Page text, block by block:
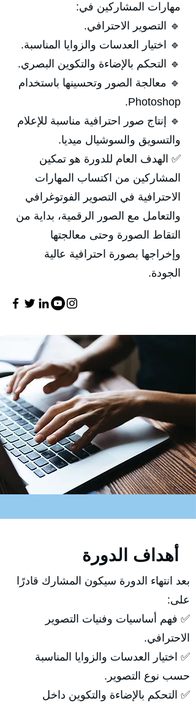
مهارات المشاركين في:
🔹 التصوير الاحترافي.
🔹 اختيار العدسات والزوايا المناسبة.
🔹 التحكم بالإضاءة والتكوين البصري.
🔹 معالجة الصور وتحسينها باستخدام
Photoshop.
🔹 إنتاج صور احترافية مناسبة للإعلام
والتسويق والسوشيال ميديا.
✅ الهدف العام للدورة هو تمكين
المشاركين من اكتساب المهارات
الاحترافية في التصوير الفوتوغرافي
والتعامل مع الصور الرقمية، بداية من
التقاط الصورة وحتى معالجتها
وإخراجها بصورة احترافية عالية
الجودة.
بعد انتهاء الدورة سيكون المشارك قادرًا
على:
✅ فهم أساسيات وفنيات التصوير
الاحترافي.
✅ اختيار العدسات والزوايا المناسبة
حسب نوع التصوير.
✅ التحكم بالإضاءة والتكوين داخل